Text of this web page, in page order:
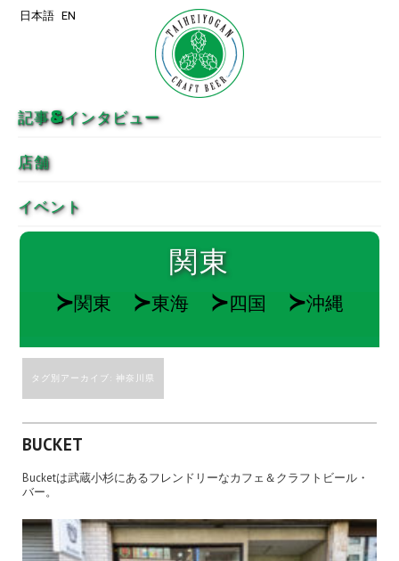
記事&インタビュー
店舗
イベント
日本語 EN
関東
≻関東 ≻東海 ≻四国 ≻沖縄
タグ別アーカイブ: 神奈川県
BUCKET
Bucketは武蔵小杉にあるフレンドリーなカフェ＆クラフトビール・
バー。